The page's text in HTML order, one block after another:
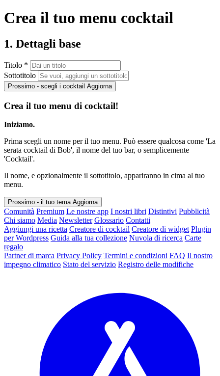
Crea il tuo menu cocktail
1. Dettagli base
Titolo *
Sottotitolo
Prossimo - scegli i cocktail Aggiorna
Crea il tuo menu di cocktail!
Iniziamo.
Prima scegli un nome per il tuo menu. Può essere qualcosa come 'La
serata cocktail di Bob', il nome del tuo bar, o semplicemente
'Cocktail'.
Il nome, e opzionalmente il sottotitolo, appariranno in cima al tuo
menu.
Prossimo - il tuo tema Aggiorna
Comunità Premium Le nostre app I nostri libri Distintivi Pubblicità
Chi siamo Media Newsletter Glossario Contatti
Aggiungi una ricetta Creatore di cocktail Creatore di widget Plugin
per Wordpress Guida alla tua collezione Nuvola di ricerca Carte
regalo
Partner di marca Privacy Policy Termini e condizioni FAQ Il nostro
impegno climatico Stato del servizio Registro delle modifiche